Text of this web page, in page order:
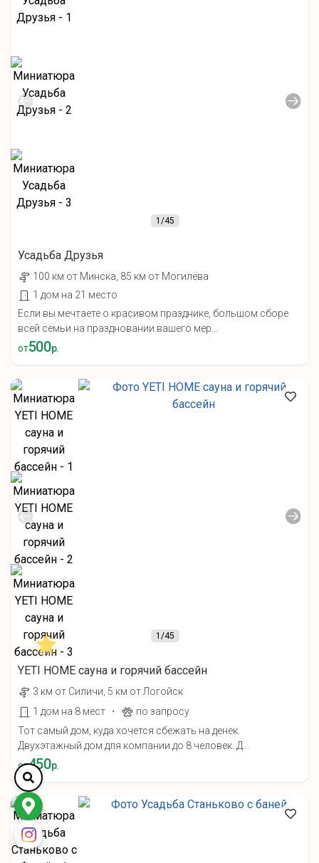
1/45
Усадьба Друзья
100 км от Минска, 85 км от Могилёва
1 дом на 21 место
Если вы мечтаете о красивом празднике, большом сборе
всей семьи на праздновании вашего мер...
от500р.
1/45
YETI HOME cауна и горячий бассейн
3 км от Силичи, 5 км от Логойск
1 дом на 8 мест
·
по запросу
Тот самый дом, куда хочется сбежать на денек.
Двухэтажный дом для компании до 8 человек. Д...
от450р.